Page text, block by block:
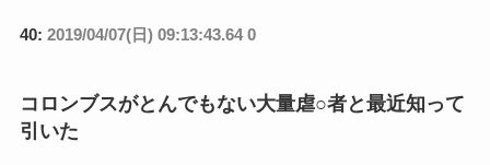
40: 2019/04/07(日) 09:13:43.64 0
コロンブスがとんでもない大量虐○者と最近知って
引いた